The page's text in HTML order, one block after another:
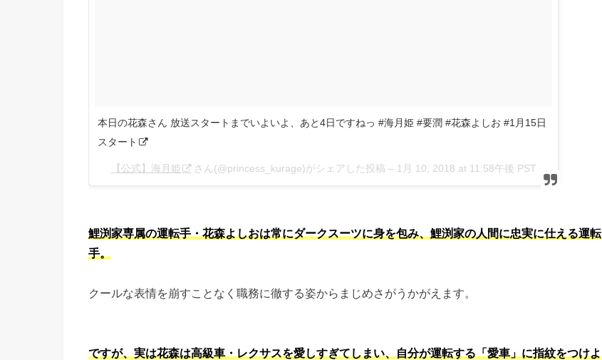
本日の花森さん 放送スタートまでいよいよ、あと4日ですねっ #海月姫 #要潤 #花森よしお #1月15日
スタート
【公式】海月姫 さん(@princess_kurage)がシェアした投稿 – 1月 10, 2018 at 11:58午後 PST
鯉渕家専属の運転手・花森よしおは常にダークスーツに身を包み、鯉渕家の人間に忠実に仕える運転
手。
クールな表情を崩すことなく職務に徹する姿からまじめさがうかがえます。
ですが、実は花森は高級車・レクサスを愛しすぎてしまい、自分が運転する「愛車」に指紋をつけよ